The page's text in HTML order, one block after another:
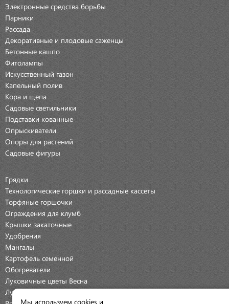
Электронные средства борьбы
Парники
Рассада
Декоративные и плодовые саженцы
Бетонные кашпо
Фитолампы
Искусственный газон
Капельный полив
Кора и щепа
Садовые светильники
Подставки кованные
Опрыскиватели
Опоры для растений
Садовые фигуры
Грядки
Технологические горшки и рассадные кассеты
Торфяные горшочки
Ограждения для клумб
Крышки закаточные
Удобрения
Мангалы
Картофель семенной
Обогреватели
Луковичные цветы Весна
Луковичные цветы Осень
Розы Мы используем cookies и